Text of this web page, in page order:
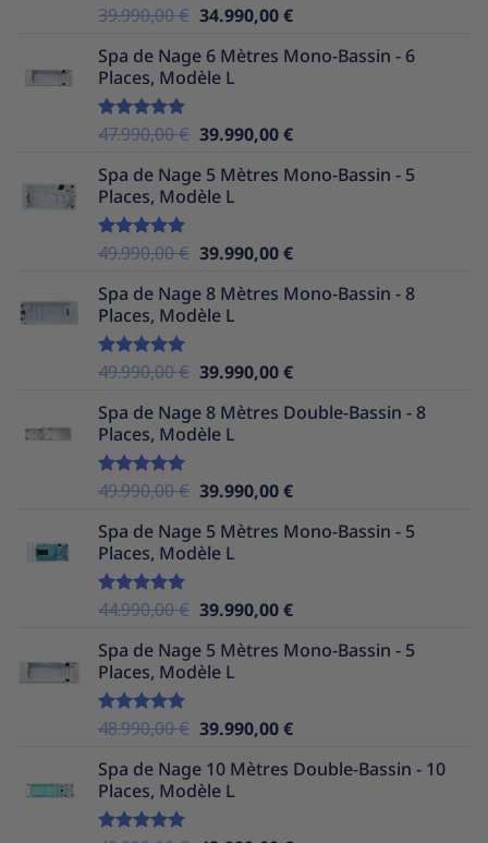
Note5.00
39.990,00€ Le
initial
était :
34.990,00€Le
actuel
Spa de Nage 6 Mètres Mono-Bassin - 6
Places, Modèle L
Note5.00
47.990,00€ Le
initial
était :
39.990,00€Le
actuel
Spa de Nage 5 Mètres Mono-Bassin - 5
Places, Modèle L
Note5.00
49.990,00€ Le
initial
était :
39.990,00€Le
actuel
Spa de Nage 8 Mètres Mono-Bassin - 8
Places, Modèle L
Note5.00
49.990,00€ Le
initial
était :
39.990,00€Le
actuel
Spa de Nage 8 Mètres Double-Bassin - 8
Places, Modèle L
Note5.00
49.990,00€ Le
initial
était :
39.990,00€Le
actuel
Spa de Nage 5 Mètres Mono-Bassin - 5
Places, Modèle L
Note5.00
44.990,00€ Le
initial
était :
39.990,00€Le
actuel
Spa de Nage 5 Mètres Mono-Bassin - 5
Places, Modèle L
Note5.00
48.990,00€ Le
initial
était :
39.990,00€Le
actuel
Spa de Nage 10 Mètres Double-Bassin - 10
Places, Modèle L